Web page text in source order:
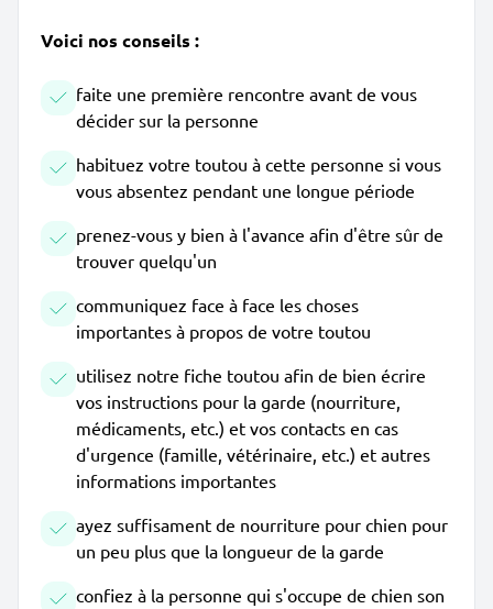
Voici nos conseils :
faite une première rencontre avant de vous
décider sur la personne
habituez votre toutou à cette personne si vous
vous absentez pendant une longue période
prenez-vous y bien à l'avance afin d'être sûr de
trouver quelqu'un
communiquez face à face les choses
importantes à propos de votre toutou
utilisez notre fiche toutou afin de bien écrire
vos instructions pour la garde (nourriture,
médicaments, etc.) et vos contacts en cas
d'urgence (famille, vétérinaire, etc.) et autres
informations importantes
ayez suffisament de nourriture pour chien pour
un peu plus que la longueur de la garde
confiez à la personne qui s'occupe de chien son